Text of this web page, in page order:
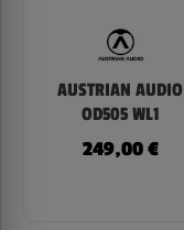
AUSTRIAN AUDIO
OD505 WL1
249,00€